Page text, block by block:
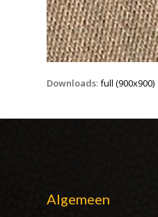
Downloads:full (900x900)
Algemeen